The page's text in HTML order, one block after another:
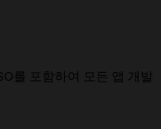
를 포함하여 모든 앱 개발